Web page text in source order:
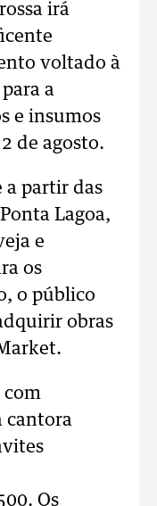
irá
voltado à
a
e insumos
de agosto.
a partir das
Lagoa,
e
os
o público
obras
com
cantora
Os